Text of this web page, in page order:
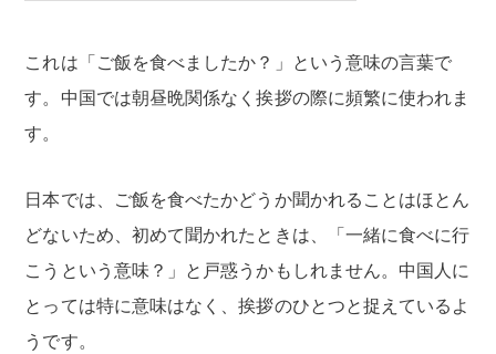
これは「ご飯を食べましたか？」という意味の言葉で
す。中国では朝昼晩関係なく挨拶の際に頻繁に使われま
す。
日本では、ご飯を食べたかどうか聞かれることはほとん
どないため、初めて聞かれたときは、「一緒に食べに行
こうという意味？」と戸惑うかもしれません。中国人に
とっては特に意味はなく、挨拶のひとつと捉えているよ
うです。